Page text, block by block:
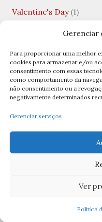
Gerenciar
Para proporcionar uma melhor
cookies para armazenar e/ou
consentimento com essas
como comportamento da
não consentimento ou a
negativamente determinados
Gerenciar serviços
Ver
Política
Valentine's Day(1)
Viagens Católicas
Virgem Santíssima(1)
Visitação de Nossa
Archives
março 2026